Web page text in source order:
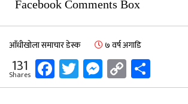
Facebook Comments Box
आँधीखोला समाचार डेस्क ७ वर्ष अगाडि
131
Shares Facebook
Twitter
Messenger
Copy
Link